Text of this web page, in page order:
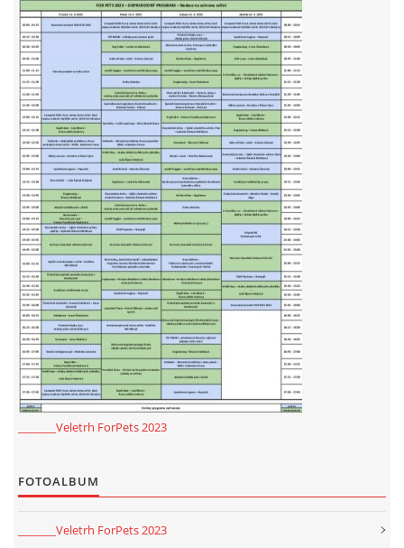
_______Veletrh ForPets 2023
FOTOALBUM
_______Veletrh ForPets 2023